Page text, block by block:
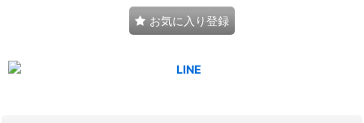
お気に入り登録